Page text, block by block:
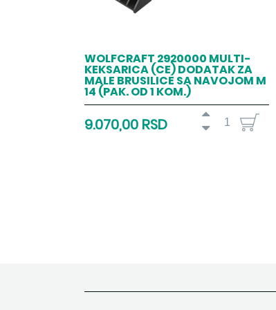
WOLFCRAFT 2920000 MULTI-
KEKSARICA (CE) DODATAK ZA
MALE BRUSILICE SA NAVOJOM M
14 (PAK. OD 1 KOM.)
9.070,00 RSD